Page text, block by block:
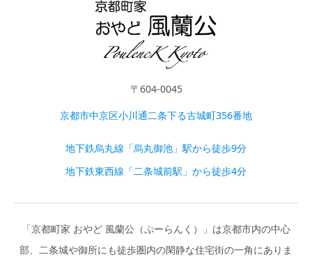
〒604-0045
京都市中京区小川通二条下る古城町356番地
地下鉄烏丸線「烏丸御池」駅から徒歩9分
地下鉄東西線「二条城前駅」から徒歩4分
「京都町家 おやど 風蘭公（ぷーらんく）」は京都市内の中心
部、二条城や御所にも徒歩圏内の閑静な住宅街の一角にありま